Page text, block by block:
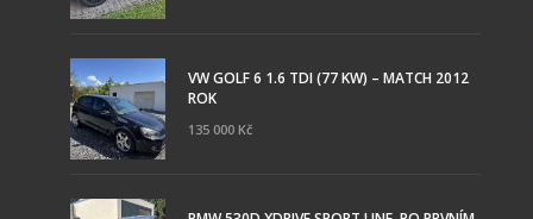
VW GOLF 6 1.6 TDI (77 KW) – MATCH 2012
ROK
135 000 Kč